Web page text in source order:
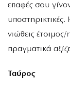
επαφές σου
νιώθεις
πραγματικά
Ταύρος